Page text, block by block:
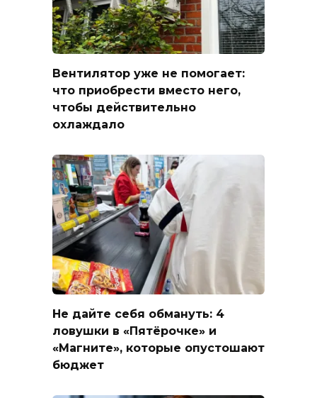
Вентилятор уже не помогает:
что приобрести вместо него,
чтобы действительно
охлаждало
Не дайте себя обмануть: 4
ловушки в «Пятёрочке» и
«Магните», которые опустошают
бюджет